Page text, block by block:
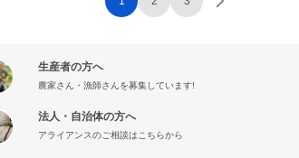
生産者の方へ
農家さん・漁師さんを募集しています!
法人・自治体の方へ
アライアンスのご相談はこちらから